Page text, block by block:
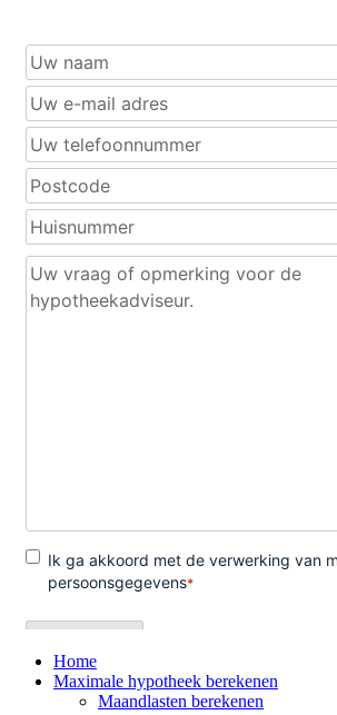
Home
Maximale hypotheek berekenen
Maandlasten berekenen